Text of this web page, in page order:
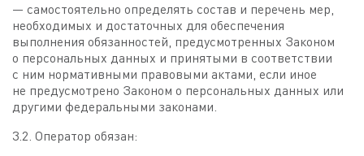
— самостоятельно определять состав и перечень мер,
необходимых и достаточных для обеспечения
выполнения обязанностей, предусмотренных Законом
о персональных данных и принятыми в соответствии
с ним нормативными правовыми актами, если иное
не предусмотрено Законом о персональных данных или
другими федеральными законами.
3.2. Оператор обязан: